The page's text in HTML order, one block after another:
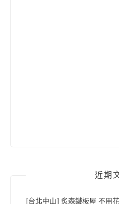
近期
[台北中山] 炙森鐵板屋 不用